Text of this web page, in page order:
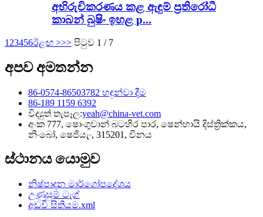
අභිරුචිකරණය කළ ඇඳුම් ප්‍රතිරෝධී
කාබන් බුෂිං ඉහළ p...
1 23456ඊළඟ >>> පිටුව 1 / 7
අපව අමතන්න
86-0574-86503782 හඳුන්වා දීම
86-189 1159 6392
විද්‍යුත් තැපෑල:yeah@china-vet.com
අංක 777, ෂොංගුවාන් බටහිර පාර, ෂෙන්හායි දිස්ත්‍රික්කය,
නිංබෝ, ෂෙජියැං, 315201, චීනය
ස්ථානය යොමුව
නිෂ්පාදන මාර්ගෝපදේශය
උණුසුම් ටැග්
අඩවි සිතියම.xml